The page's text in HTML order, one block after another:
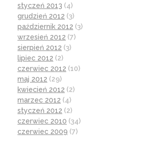
styczeń 2013 (4)
grudzień 2012 (3)
październik 2012 (3)
wrzesień 2012 (7)
sierpień 2012 (3)
lipiec 2012 (2)
czerwiec 2012 (10)
maj 2012 (29)
kwiecień 2012 (2)
marzec 2012 (4)
styczeń 2012 (2)
czerwiec 2010 (34)
czerwiec 2009 (7)